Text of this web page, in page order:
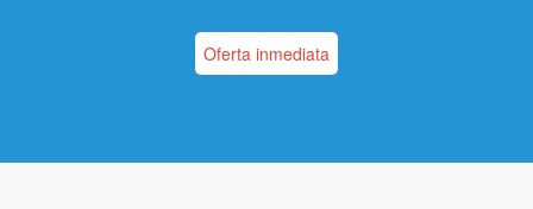
Oferta inmediata